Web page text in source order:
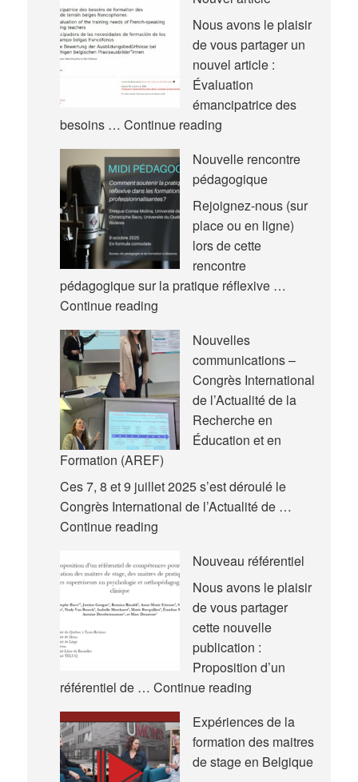
Nous avons le plaisir
de vous partager un
nouvel article :
Évaluation
émancipatrice des
besoins … Continue readingNouvel
Nouvelle rencontre
pédagogique
Rejoignez-nous (sur
place ou en ligne)
lors de cette
rencontre
pédagogique sur la pratique réflexive …
Continue readingNouvelle
pédagogique
Nouvelles
communications –
Congrès International
de l’Actualité de la
Recherche en
Éducation et en
Formation (AREF)
Ces 7, 8 et 9 juillet 2025 s’est déroulé le
Congrès International de l’Actualité de …
Continue readingNouvelles
–
Congrès
International
l’Actualité
la
en
Éducation
et
Nouveau référentiel
Nous avons le plaisir
de vous partager
cette nouvelle
publication :
Proposition d’un
référentiel de … Continue readingNouveau
Expériences de la
formation des maitres
de stage en Belgique